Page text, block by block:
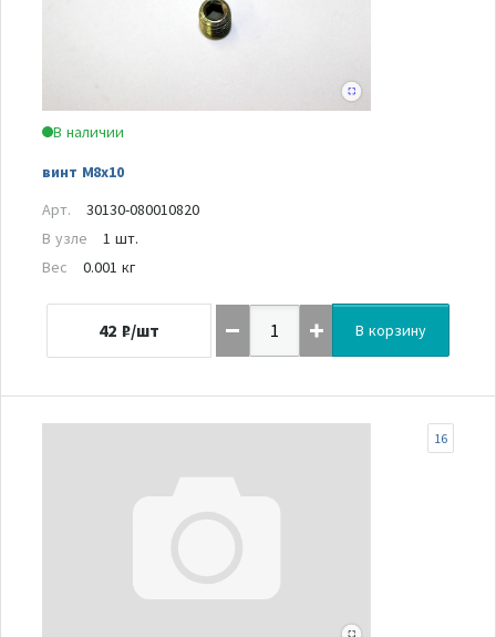
В наличии
винт М8х10
Арт.
30130-080010820
В узле
1 шт.
Вес
0.001 кг
42 ₽/шт В корзину
16